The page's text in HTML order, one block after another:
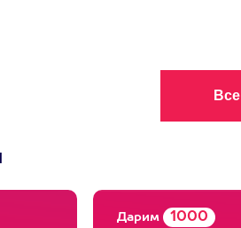
Дарим 1000